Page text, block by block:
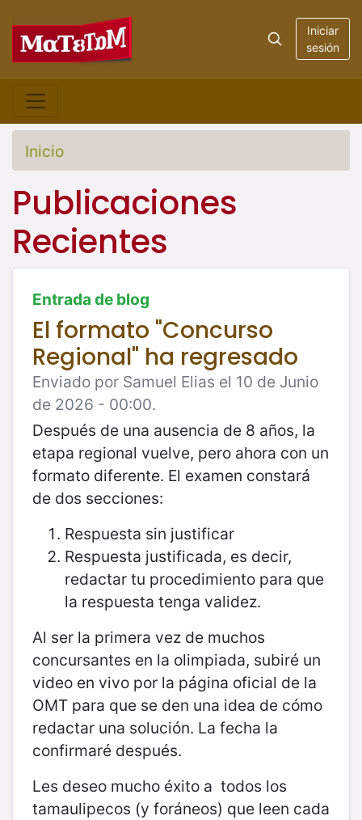
Iniciar
sesión
Inicio
Publicaciones
Recientes
Entrada de blog
El formato "Concurso
Regional" ha regresado
Enviado por Samuel Elias el 10 de Junio
de 2026 - 00:00.
Después de una ausencia de 8 años, la
etapa regional vuelve, pero ahora con un
formato diferente. El examen constará
de dos secciones:
Respuesta sin justificar
Respuesta justificada, es decir,
redactar tu procedimiento para que
la respuesta tenga validez.
Al ser la primera vez de muchos
concursantes en la olimpiada, subiré un
video en vivo por la página oficial de la
OMT para que se den una idea de cómo
redactar una solución. La fecha la
confirmaré después.
Les deseo mucho éxito a todos los
tamaulipecos (y foráneos) que leen cada